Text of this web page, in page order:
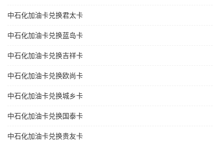
中石化加油卡兑换君太卡
中石化加油卡兑换蓝岛卡
中石化加油卡兑换吉祥卡
中石化加油卡兑换欧尚卡
中石化加油卡兑换城乡卡
中石化加油卡兑换国泰卡
中石化加油卡兑换贵友卡